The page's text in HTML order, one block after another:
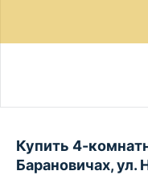
Купить 4-
Барановичах, ул.